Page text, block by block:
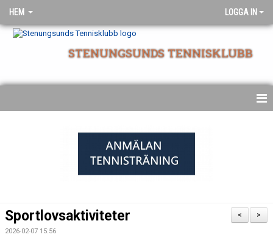
HEM LOGGA IN
STENUNGSUNDS TENNISKLUBB
>
<
Sportlovsaktiviteter
2026-02-07 15:56